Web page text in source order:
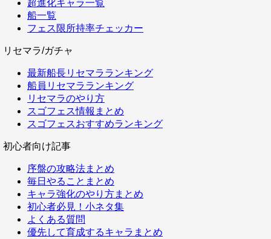
超進化キャラ一覧
船一覧
フェス限所持率チェッカー
リセマラ/ガチャ
最新船長リセマラランキング
船員リセマラランキング
リセマラのやり方
スゴフェス情報まとめ
スゴフェスおすすめランキング
初心者向け記事
序盤の攻略法まとめ
毎日やることまとめ
キャラ強化のやり方まとめ
初心者必見！小ネタ集
よくある質問
優先して育成するキャラまとめ